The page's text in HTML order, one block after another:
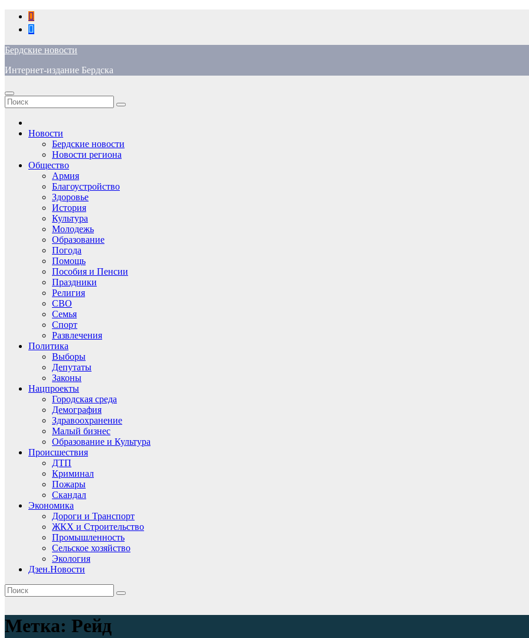
Перейти
содержимому
Бердские новости
Интернет-издание Бердска
Новости
Бердские новости
Новости региона
Общество
Армия
Благоустройство
Здоровье
История
Культура
Молодежь
Образование
Погода
Помощь
Пособия и Пенсии
Праздники
Религия
СВО
Семья
Спорт
Развлечения
Политика
Выборы
Депутаты
Законы
Нацпроекты
Городская среда
Демография
Здравоохранение
Малый бизнес
Образование и Культура
Происшествия
ДТП
Криминал
Пожары
Скандал
Экономика
Дороги и Транспорт
ЖКХ и Строительство
Промышленность
Сельское хозяйство
Экология
Дзен.Новости
Метка: Рейд